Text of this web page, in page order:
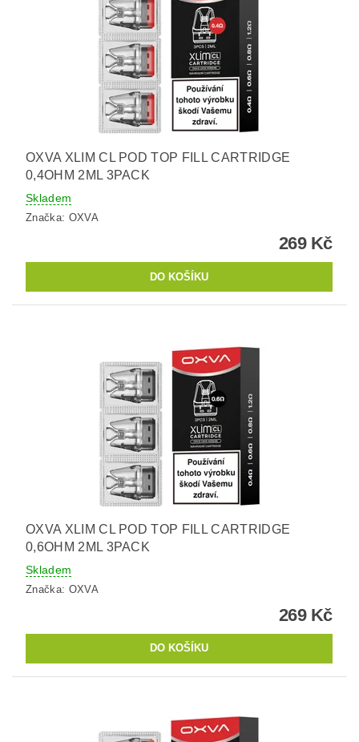
OXVA XLIM CL POD TOP FILL CARTRIDGE
0,4OHM 2ML 3PACK
Skladem
Značka: OXVA
269 Kč
OXVA XLIM CL POD TOP FILL CARTRIDGE
0,6OHM 2ML 3PACK
Skladem
Značka: OXVA
269 Kč